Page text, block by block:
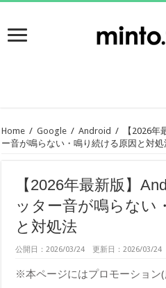
Home / Google / Android /
【2026
ー音が鳴らない・鳴り続ける原因と対処
【2026年最新版】
ッター音が鳴らない
と対処法
公開日：2026/03/24 更新日：2026/03/24
※本ページにはプロモーション